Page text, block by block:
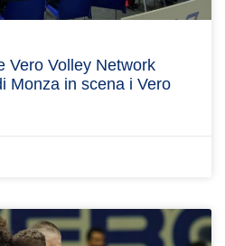
Vero Volley Network
Monza in scena i Vero